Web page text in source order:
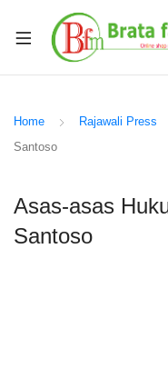
Home Rajawali Press
Santoso
Asas-asas
Santoso